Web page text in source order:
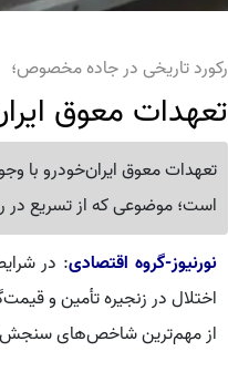
رکورد تاریخی در جاده مخصوص؛
تعهدات معوق
تعهدات معوق ایران‌خودرو
است؛ موضوعی که از تسریع در
نورنیوز-گروه اقتصادی: در
اختلال در زنجیره تأمین و
از مهم‌ترین شاخص‌های سنجش